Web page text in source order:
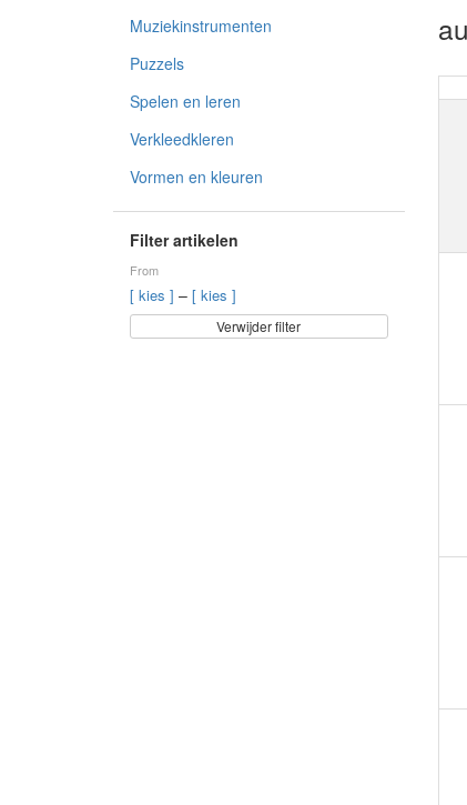
Muziekinstrumenten
Puzzels
Spelen en leren
Verkleedkleren
Vormen en kleuren
Filter artikelen
From
[ kies ] – [ kies ]
Verwijder filter